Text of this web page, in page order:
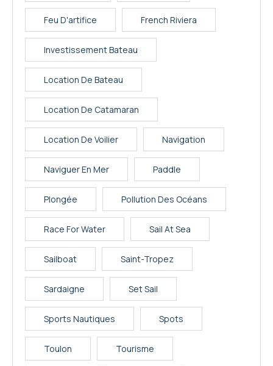
Feu D'artifice French Riviera
Investissement Bateau
Location De Bateau
Location De Catamaran
Location De Voilier Navigation
Naviguer En Mer Paddle
Plongée Pollution Des Océans
Race For Water Sail At Sea
Sailboat Saint-Tropez
Sardaigne Set Sail
Sports Nautiques Spots
Toulon Tourisme